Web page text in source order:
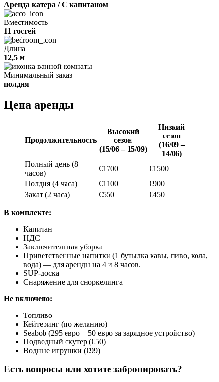
Аренда катера / С капитаном
Вместимость
11 гостей
Длина
12,5 м
Минимальный заказ
полдня
Цена аренды
Продолжительность
Высокий
сезон
(15/06 – 15/09)
Низкий
сезон
(16/09 –
14/06)
Полный день (8
часов)
€1700
€1500
Полдня (4 часа)
€1100
€900
Закат (2 часа)
€550 €450
В комплекте:
Капитан
НДС
Заключительная уборка
Приветственные напитки (1 бутылка кавы, пиво, кола,
вода) — для аренды на 4 и 8 часов.
SUP-доска
Снаряжение для сноркелинга
Не включено:
Топливо
Кейтеринг (по желанию)
Seabob (295 евро + 50 евро за зарядное устройство)
Подводный скутер (€50)
Водные игрушки (€99)
Есть вопросы или хотите забронировать?